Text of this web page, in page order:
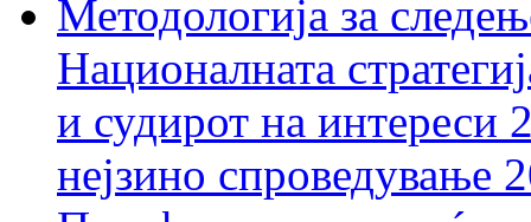
Методологија за
Националната
и судирот на интереси
нејзино спроведување